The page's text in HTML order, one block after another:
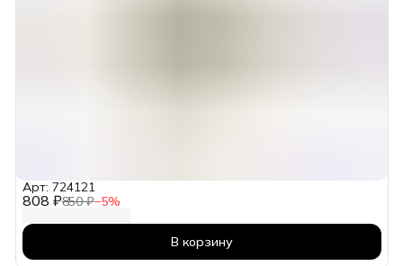
808 ₽850 ₽−5%
Арт: 724121
В корзину